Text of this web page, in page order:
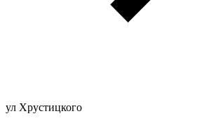
ул Хрустицкого